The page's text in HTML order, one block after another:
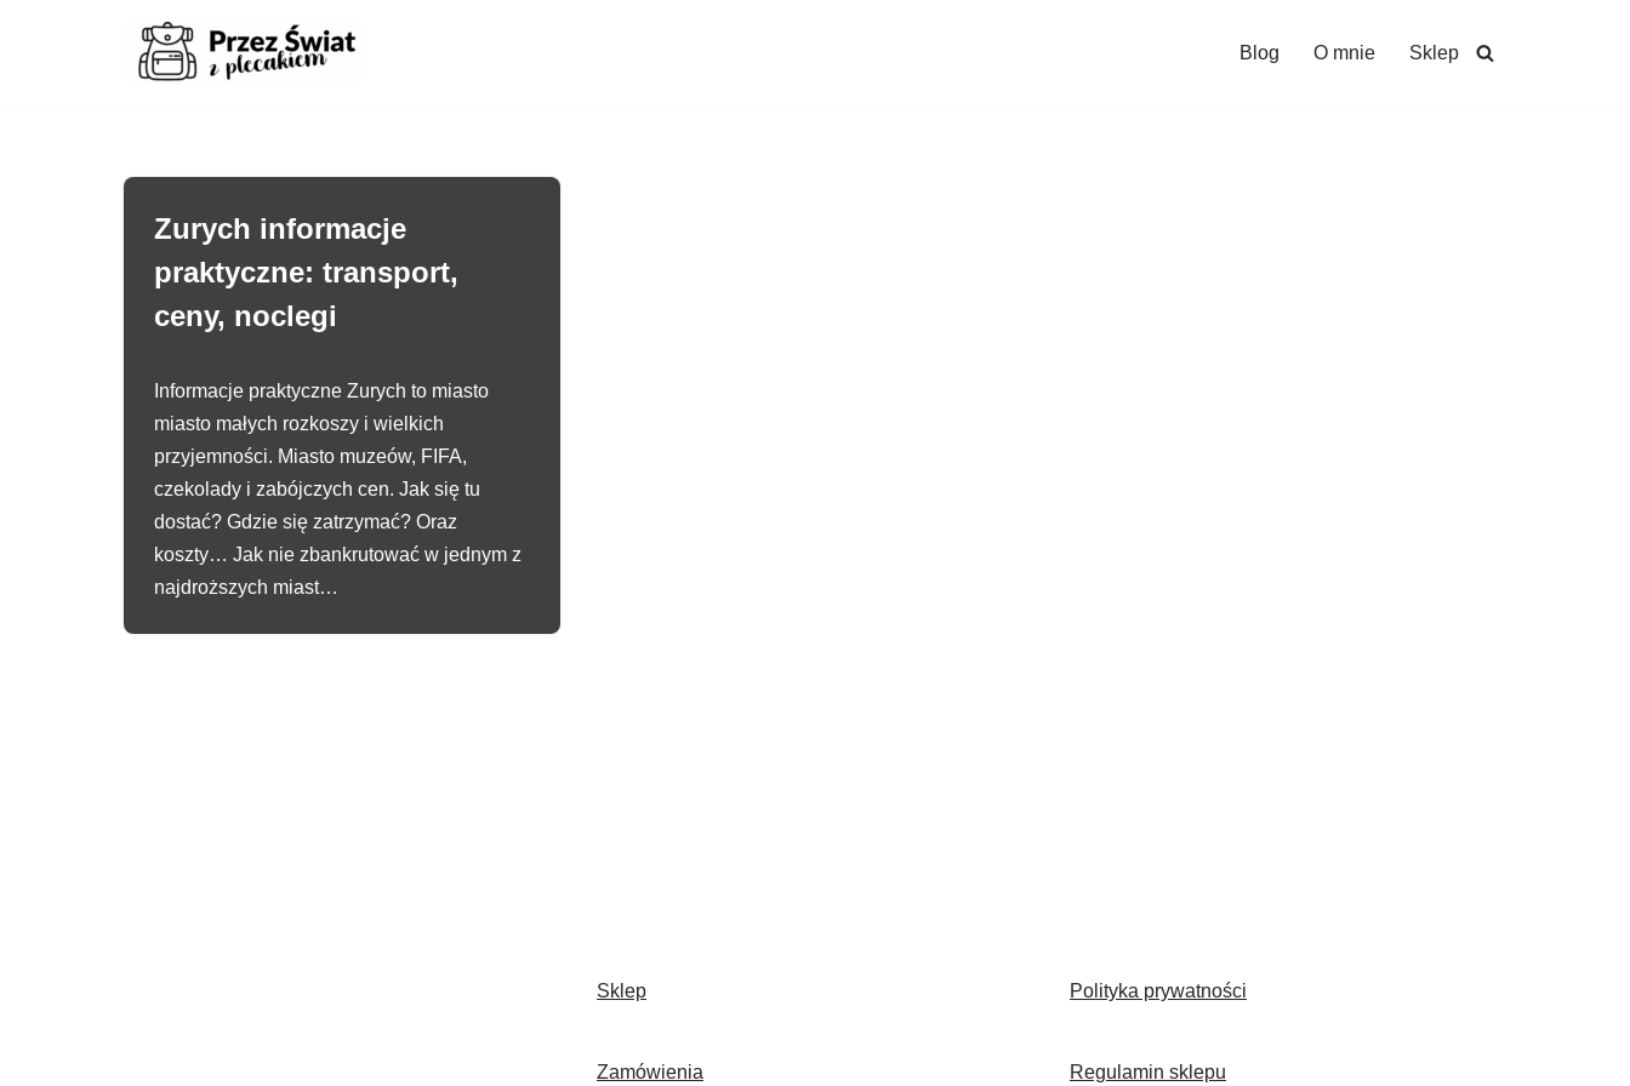
Blog O mnie Sklep
Zurych informacje
praktyczne: transport,
ceny, noclegi
Informacje praktyczne Zurych to miasto
miasto małych rozkoszy i wielkich
przyjemności. Miasto muzeów, FIFA,
czekolady i zabójczych cen. Jak się tu
dostać? Gdzie się zatrzymać? Oraz
koszty… Jak nie zbankrutować w jednym z
najdroższych miast…
Sklep
Zamówienia
Polityka prywatności
Regulamin sklepu